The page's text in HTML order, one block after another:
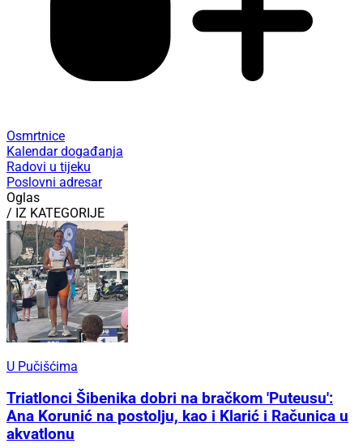
Osmrtnice
Kalendar događanja
Radovi u tijeku
Poslovni adresar
Oglas
/ IZ KATEGORIJE
U Pučišćima
Triatlonci Šibenika dobri na bračkom 'Puteusu':
Ana Korunić na postolju, kao i Klarić i Računica u
akvatlonu